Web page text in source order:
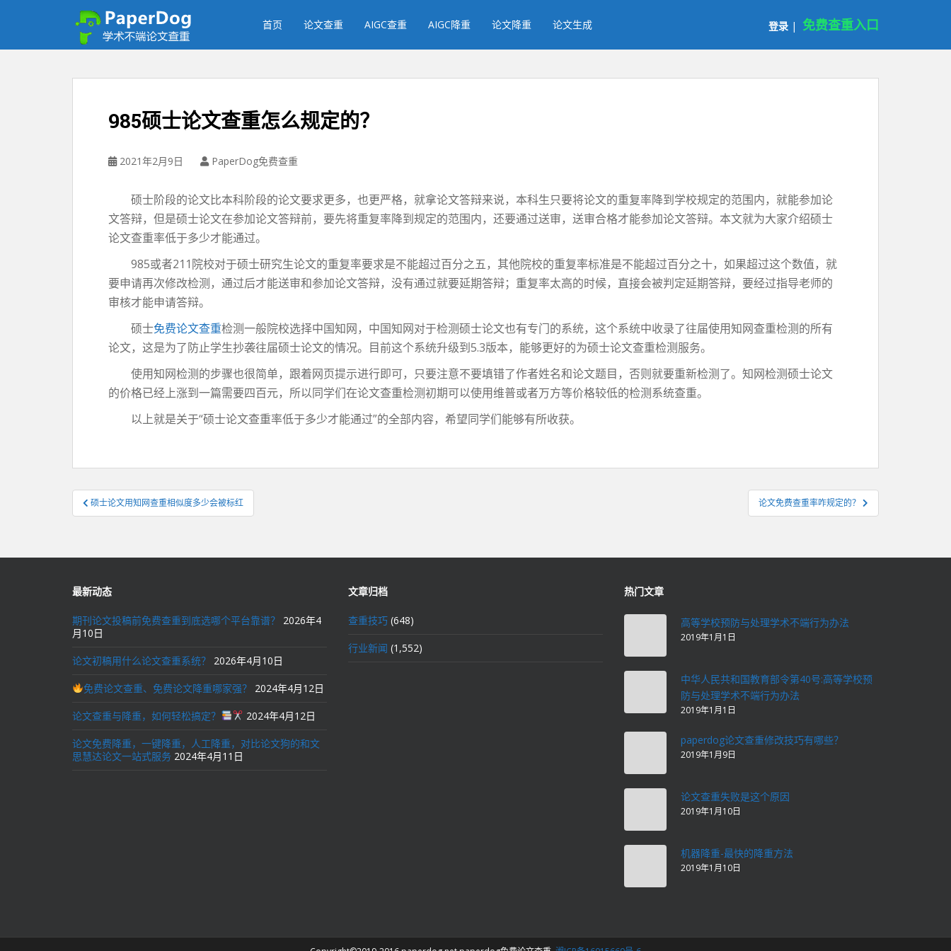
首页 论文查重 AIGC查重 AIGC降重 论文降重 论文生成 登录 | 免费查重入口
985硕士论文查重怎么规定的？
2021年2月9日 PaperDog免费查重
硕士阶段的论文比本科阶段的论文要求更多，也更严格，就拿论文答辩来说，本科生只要将论文的重复率降到学校规定的范围内，就能参加论
文答辩，但是硕士论文在参加论文答辩前，要先将重复率降到规定的范围内，还要通过送审，送审合格才能参加论文答辩。本文就为大家介绍硕士
论文查重率低于多少才能通过。
985或者211院校对于硕士研究生论文的重复率要求是不能超过百分之五，其他院校的重复率标准是不能超过百分之十，如果超过这个数值，就
要申请再次修改检测，通过后才能送审和参加论文答辩，没有通过就要延期答辩；重复率太高的时候，直接会被判定延期答辩，要经过指导老师的
审核才能申请答辩。
硕士免费论文查重检测一般院校选择中国知网，中国知网对于检测硕士论文也有专门的系统，这个系统中收录了往届使用知网查重检测的所有
论文，这是为了防止学生抄袭往届硕士论文的情况。目前这个系统升级到5.3版本，能够更好的为硕士论文查重检测服务。
使用知网检测的步骤也很简单，跟着网页提示进行即可，只要注意不要填错了作者姓名和论文题目，否则就要重新检测了。知网检测硕士论文
的价格已经上涨到一篇需要四百元，所以同学们在论文查重检测初期可以使用维普或者万方等价格较低的检测系统查重。
以上就是关于“硕士论文查重率低于多少才能通过”的全部内容，希望同学们能够有所收获。
文
章
航
硕士论文用知网查重相似度多少会被标红 论文免费查重率咋规定的？
最新动态
期刊论文投稿前免费查重到底选哪个平台靠谱？
2026年4
月10日
论文初稿用什么论文查重系统？ 2026年4月10日
免费论文查重、免费论文降重哪家强？ 2024年4月12日
论文查重与降重，如何轻松搞定？ 2024年4月12日
论文免费降重，一键降重，人工降重，对比论文狗的和文
思慧达论文一站式服务 2024年4月11日
文章归档
查重技巧 (648)
行业新闻 (1,552)
热门文章
高等学校预防与处理学术不端行为办法
2019年1月1日
中华人民共和国教育部令第40号:高等学校预
防与处理学术不端行为办法
2019年1月1日
paperdog论文查重修改技巧有哪些？
2019年1月9日
论文查重失败是这个原因
2019年1月10日
机器降重-最快的降重方法
2019年1月10日